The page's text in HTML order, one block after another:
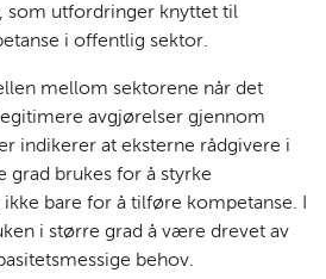
som utfordringer knyttet til
i offentlig sektor.
mellom sektorene når det
avgjørelser gjennom
indikerer at eksterne rådgivere i
grad brukes for å styrke
bare for å tilføre kompetanse. I
i større grad å være drevet av
behov.